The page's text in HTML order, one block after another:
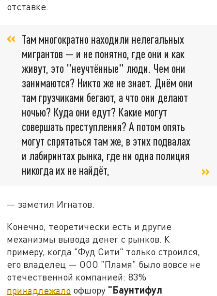
отставке.
Там многократно находили нелегальных
мигрантов — и не понятно, где они и как
живут, это "неучтённые" люди. Чем они
занимаются? Никто же не знает. Днём они
там грузчиками бегают, а что они делают
ночью? Куда они едут? Какие могут
совершать преступления? А потом опять
могут спрятаться там же, в этих подвалах
и лабиринтах рынка, где ни одна полиция
никогда их не найдёт,
— заметил Игнатов.
Конечно, теоретически есть и другие
механизмы вывода денег с рынков. К
примеру, когда "Фуд Сити" только строился,
его владелец — ООО "Пламя" было вовсе не
отечественной компанией: 83%
принадлежало офшору "Баунтифул